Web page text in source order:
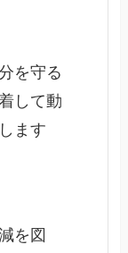
を守る
して動
ます
を図